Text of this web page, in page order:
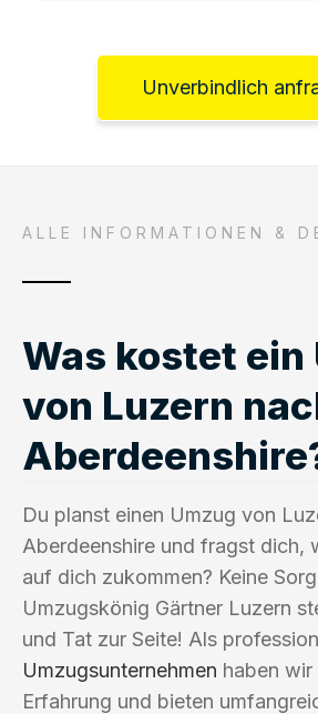
Unverbindlich
ALLE INFORMATIONEN &
Was kostet ein
von Luzern
Du planst einen Umzug von
Aberdeenshire und fragst dich,
auf dich zukommen? Keine
Umzugskönig Gärtner Luzern
und Tat zur Seite! Als
Umzugsunternehmen haben
Erfahrung und bieten